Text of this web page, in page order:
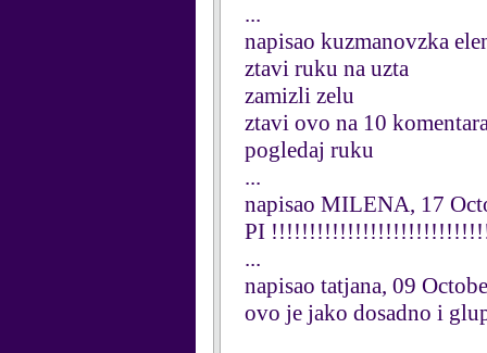
...
napisao kuzmanovzka
ztavi ruku na uzta
zamizli zelu
ztavi ovo na 10
pogledaj ruku
...
napisao MILENA, 17
PI
...
napisao tatjana, 09
ovo je jako dosadno i